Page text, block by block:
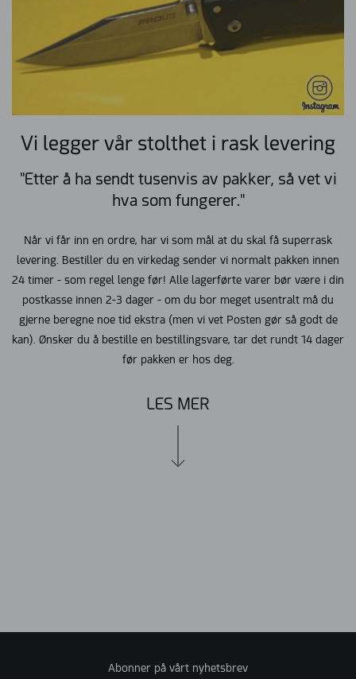
Vi legger vår stolthet i rask levering
"Etter å ha sendt tusenvis av pakker, så vet vi
hva som fungerer."
Når vi får inn en ordre, har vi som mål at du skal få superrask
levering. Bestiller du en virkedag sender vi normalt pakken innen
24 timer - som regel lenge før! Alle lagerførte varer bør være i din
postkasse innen 2-3 dager - om du bor meget usentralt må du
gjerne beregne noe tid ekstra (men vi vet Posten gør så godt de
kan). Ønsker du å bestille en bestillingsvare, tar det rundt 14 dager
før pakken er hos deg.
LES MER
Abonner på vårt nyhetsbrev